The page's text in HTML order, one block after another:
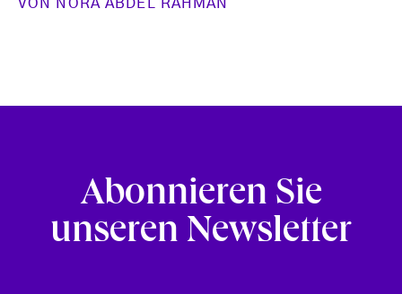
VON
NORA ABDEL RAHMAN
Abonnieren Sie
unseren Newsletter